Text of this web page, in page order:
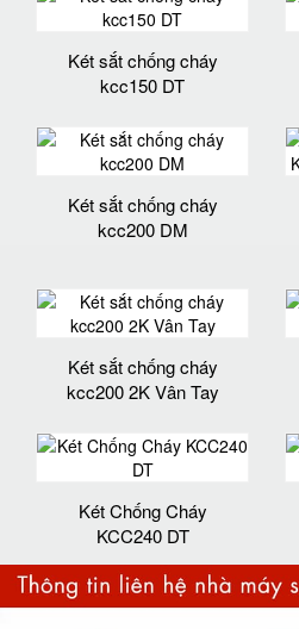
Két sắt chống cháy
kcc150 DT
Két sắt chống cháy
kcc200 DM
Két sắt chống cháy
kcc200 2K Vân Tay
Két Chống Cháy
KCC240 DT